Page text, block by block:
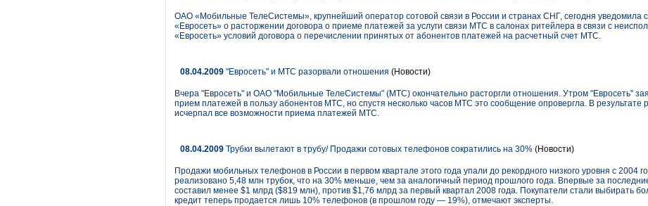
ОАО «Мобильные ТелеСистемы», крупнейший оператор сотовой связи в России и странах СНГ, сегодня уведомила
«Евросеть» о расторжении договора о приеме платежей за услуги связи МТС в салонах ритейлера в связи с
«Евросеть» условий договора о перечислении принятых от абонентов платежей на расчетный счет МТС.
08.04.2009 "Евросеть" и МТС разорвали отношения (Новости)
Вчера "Евросеть" и ОАО "Мобильные ТелеСистемы" (МТС) окончательно расторгли отношения. Утром "Евросеть"
прием платежей в пользу абонентов МТС, но спустя несколько часов МТС это сообщение опровергла. В результате
исчерпал все возможности приема платежей МТС.
08.04.2009 Трубки вылетают в трубу/ Продажи сотовых телефонов сократились на 30% (Новости)
Продажи мобильных телефонов в России в первом квартале этого года упали до рекордного низкого уровня с 2004
реализовано 5,48 млн трубок, что на 30% меньше, чем за аналогичный период прошлого года. Впервые за
составил менее $1 млрд ($819 млн), против $1,76 млрд за первый квартал 2008 года. Покупатели стали выбирать
кредит теперь продается лишь 10% телефонов (в прошлом году — 19%), отмечают эксперты.